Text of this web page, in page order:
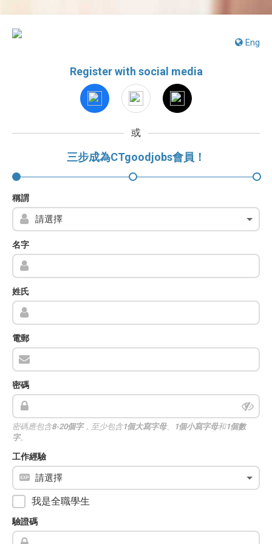
Eng
Register with social media
或
三步成為CTgoodjobs會員！
稱謂
名字
姓氏
電郵
密碼
密碼應包含8-20個字，至少包含1個大寫字母、 1個小寫字母和1個數
字。
工作經驗
我是全職學生
驗證碼